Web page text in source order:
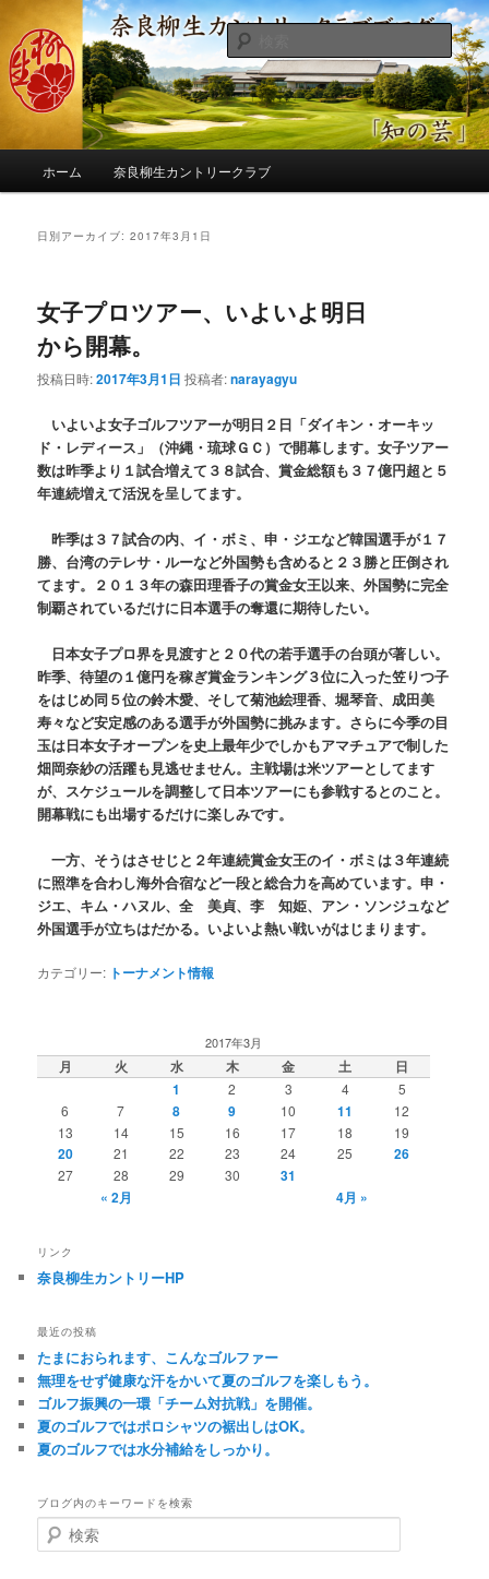
ン
コ
ン
へ
コ
ン
ツ
移
奈良柳生カントリークラブ総支配人
ブログ
季節の話題、クラブの出来事、コースの改修・更新作業、ゴルフに関する随
筆、喜怒哀楽などを気まぐれに発信します。
検
索
ホーム 奈良柳生カントリークラブ
日別アーカイブ:2017年3月1日
女子プロツアー、いよいよ明日
から開幕。
投稿日時:2017年3月1日 投稿者:narayagyu
いよいよ女子ゴルフツアーが明日２日「ダイキン・オーキッ
ド・レディース」（沖縄・琉球ＧＣ）で開幕します。女子ツアー
数は昨季より１試合増えて３８試合、賞金総額も３７億円超と５
年連続増えて活況を呈してます。
昨季は３７試合の内、イ・ボミ、申・ジエなど韓国選手が１７
勝、台湾のテレサ・ルーなど外国勢も含めると２３勝と圧倒され
てます。２０１３年の森田理香子の賞金女王以来、外国勢に完全
制覇されているだけに日本選手の奪還に期待したい。
日本女子プロ界を見渡すと２０代の若手選手の台頭が著しい。
昨季、待望の１億円を稼ぎ賞金ランキング３位に入った笠りつ子
をはじめ同５位の鈴木愛、そして菊池絵理香、堀琴音、成田美
寿々など安定感のある選手が外国勢に挑みます。さらに今季の目
玉は日本女子オープンを史上最年少でしかもアマチュアで制した
畑岡奈紗の活躍も見逃せません。主戦場は米ツアーとしてます
が、スケジュールを調整して日本ツアーにも参戦するとのこと。
開幕戦にも出場するだけに楽しみです。
一方、そうはさせじと２年連続賞金女王のイ・ボミは３年連続
に照準を合わし海外合宿など一段と総合力を高めています。申・
ジエ、キム・ハヌル、全 美貞、李 知姫、アン・ソンジュなど
外国選手が立ちはだかる。いよいよ熱い戦いがはじまります。
カテゴリー: トーナメント情報
2017年3月
月 火 水 木 金 土
日
1
2 3 4
5
6
7 8 9 10 11
12
13
14 15 16 17 18 19
20 21 22 23 24 25 26
27 28 29 30
31
« 2月
4月 »
リンク
奈良柳生カントリーHP
最近の投稿
たまにおられます、こんなゴルファー
無理をせず健康な汗をかいて夏のゴルフを楽しもう。
ゴルフ振興の一環「チーム対抗戦」を開催。
夏のゴルフではポロシャツの裾出しはOK。
夏のゴルフでは水分補給をしっかり。
ブログ内のキーワードを検索
検
索